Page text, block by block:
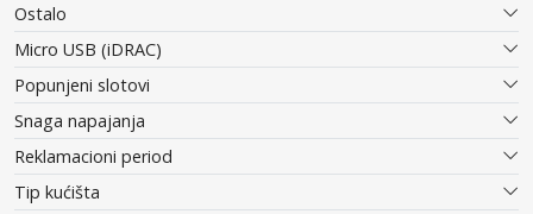
Ostalo
Micro USB (iDRAC)
Popunjeni slotovi
Snaga napajanja
Reklamacioni period
Tip kućišta